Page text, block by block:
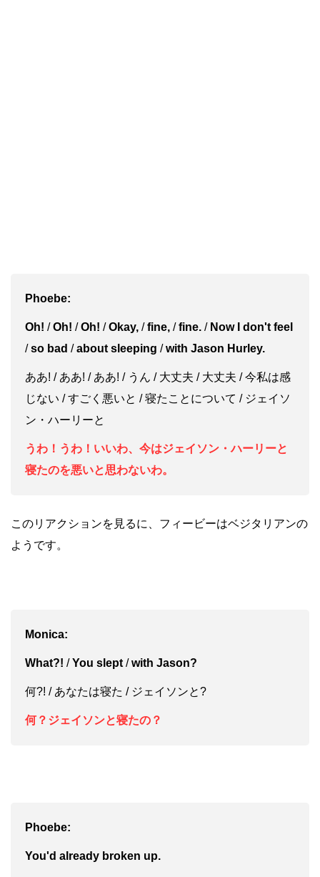
Phoebe:
Oh! /Oh! /Oh! /Okay, /fine, /fine. / Now I don't feel
/so bad /about sleeping /with Jason Hurley.
ああ! / ああ! / ああ! / うん / 大丈夫 / 大丈夫 / 今私は感
じない / すごく悪いと / 寝たことについて / ジェイソ
ン・ハーリーと
うわ！うわ！いいわ、今はジェイソン・ハーリーと
寝たのを悪いと思わないわ。
このリアクションを見るに、フィービーはベジタリアンの
ようです。
Monica:
What?! /You slept/with Jason?
何?! / あなたは寝た / ジェイソンと?
何？ジェイソンと寝たの？
Phoebe:
You'd already broken up.